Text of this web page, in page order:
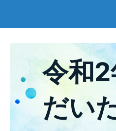
令和
だい